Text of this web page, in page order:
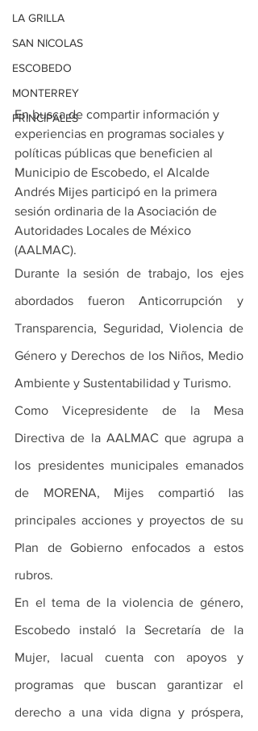
LA GRILLA
SAN NICOLAS
ESCOBEDO
MONTERREY
PRINCIPALES
En busca de compartir información y
experiencias en programas sociales y
políticas públicas que beneficien al
Municipio de Escobedo, el Alcalde
Andrés Mijes participó en la primera
sesión ordinaria de la Asociación de
Autoridades Locales de México
(AALMAC).
Durante la sesión de trabajo, los ejes
abordados fueron Anticorrupción y
Transparencia, Seguridad, Violencia de
Género y Derechos de los Niños, Medio
Ambiente y Sustentabilidad y Turismo.
Como Vicepresidente de la Mesa
Directiva de la AALMAC que agrupa a
los presidentes municipales emanados
de MORENA, Mijes compartió las
principales acciones y proyectos de su
Plan de Gobierno enfocados a estos
rubros.
En el tema de la violencia de género,
Escobedo instaló la Secretaría de la
Mujer, lacual cuenta con apoyos y
programas que buscan garantizar el
derecho a una vida digna y próspera,